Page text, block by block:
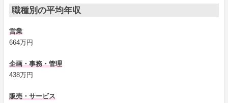
職種別の平均年収
営業
664万円
企画・事務・管理
438万円
販売・サービス